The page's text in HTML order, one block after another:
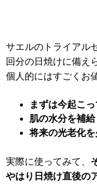
サエルのトライアル
回分の日焼けに備え
個人的にはすごくお
まずは今起こ
肌の水分を補給
将来の光老化
実際に使ってみて、
やはり日焼け直後の